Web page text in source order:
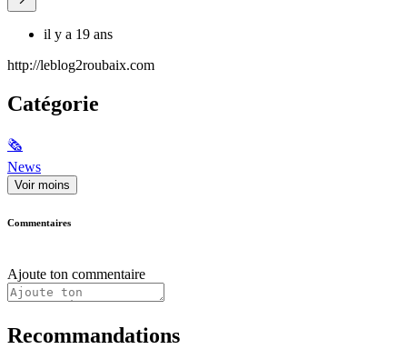
il y a 19 ans
http://leblog2roubaix.com
Catégorie
🗞
News
Voir moins
Commentaires
Ajoute ton commentaire
Recommandations